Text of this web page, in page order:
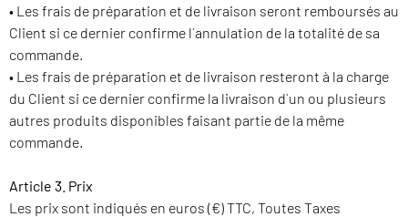
• Les frais de préparation et de livraison seront remboursés au
Client si ce dernier confirme l´annulation de la totalité de sa
commande.
• Les frais de préparation et de livraison resteront à la charge
du Client si ce dernier confirme la livraison d´un ou plusieurs
autres produits disponibles faisant partie de la même
commande.
Article 3. Prix
Les prix sont indiqués en euros (€) TTC, Toutes Taxes